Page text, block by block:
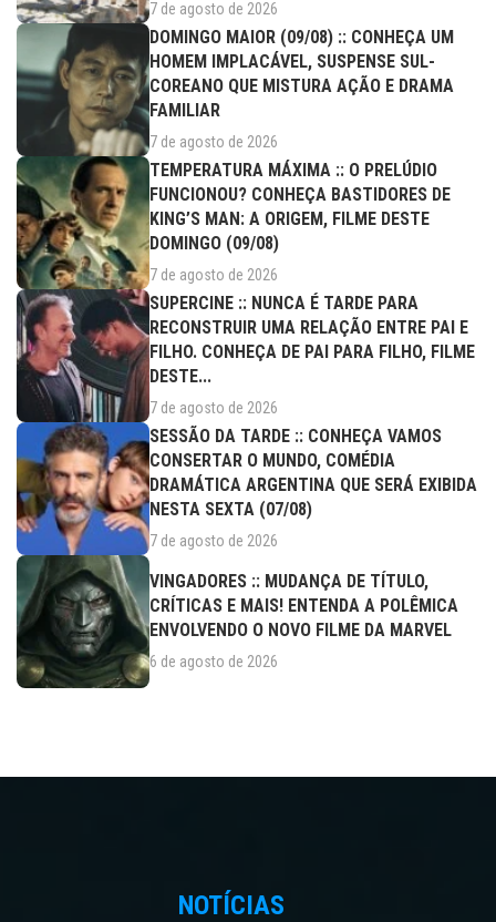
7 de agosto de 2026
DOMINGO MAIOR (09/08) :: CONHEÇA UM
HOMEM IMPLACÁVEL, SUSPENSE SUL-
COREANO QUE MISTURA AÇÃO E DRAMA
FAMILIAR
7 de agosto de 2026
TEMPERATURA MÁXIMA :: O PRELÚDIO
FUNCIONOU? CONHEÇA BASTIDORES DE
KING’S MAN: A ORIGEM, FILME DESTE
DOMINGO (09/08)
7 de agosto de 2026
SUPERCINE :: NUNCA É TARDE PARA
RECONSTRUIR UMA RELAÇÃO ENTRE PAI E
FILHO. CONHEÇA DE PAI PARA FILHO, FILME
DESTE...
7 de agosto de 2026
SESSÃO DA TARDE :: CONHEÇA VAMOS
CONSERTAR O MUNDO, COMÉDIA
DRAMÁTICA ARGENTINA QUE SERÁ EXIBIDA
NESTA SEXTA (07/08)
7 de agosto de 2026
VINGADORES :: MUDANÇA DE TÍTULO,
CRÍTICAS E MAIS! ENTENDA A POLÊMICA
ENVOLVENDO O NOVO FILME DA MARVEL
6 de agosto de 2026
NOTÍCIAS